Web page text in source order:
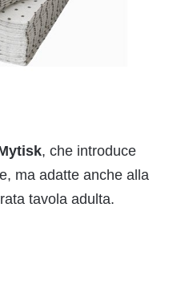
, che introduce
ma adatte anche alla
tavola adulta.